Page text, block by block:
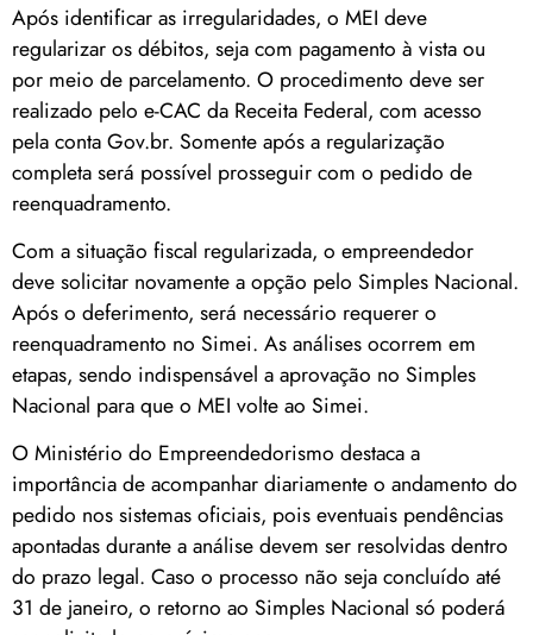
Após identificar as irregularidades, o MEI deve
regularizar os débitos, seja com pagamento à vista ou
por meio de parcelamento. O procedimento deve ser
realizado pelo e-CAC da Receita Federal, com acesso
pela conta Gov.br. Somente após a regularização
completa será possível prosseguir com o pedido de
reenquadramento.
Com a situação fiscal regularizada, o empreendedor
deve solicitar novamente a opção pelo Simples Nacional.
Após o deferimento, será necessário requerer o
reenquadramento no Simei. As análises ocorrem em
etapas, sendo indispensável a aprovação no Simples
Nacional para que o MEI volte ao Simei.
O Ministério do Empreendedorismo destaca a
importância de acompanhar diariamente o andamento do
pedido nos sistemas oficiais, pois eventuais pendências
apontadas durante a análise devem ser resolvidas dentro
do prazo legal. Caso o processo não seja concluído até
31 de janeiro, o retorno ao Simples Nacional só poderá